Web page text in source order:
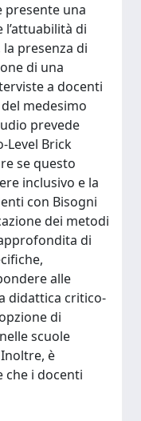
presente una
di
presenza di
di una
a docenti
medesimo
prevede
Level Brick
se questo
inclusivo e la
con Bisogni
dei metodi
di
alle
didattica critico-
di
scuole
è
che i docenti